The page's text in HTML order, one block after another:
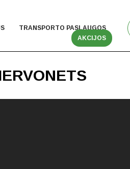
TRANSPORTO PASLAUGOS
AKCIJOS